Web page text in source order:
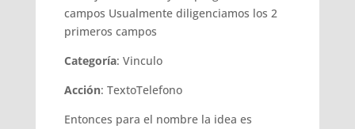
campos Usualmente diligenciamos los 2
primeros campos
Categoría: Vinculo
Acción: TextoTelefono
Entonces para el nombre la idea es